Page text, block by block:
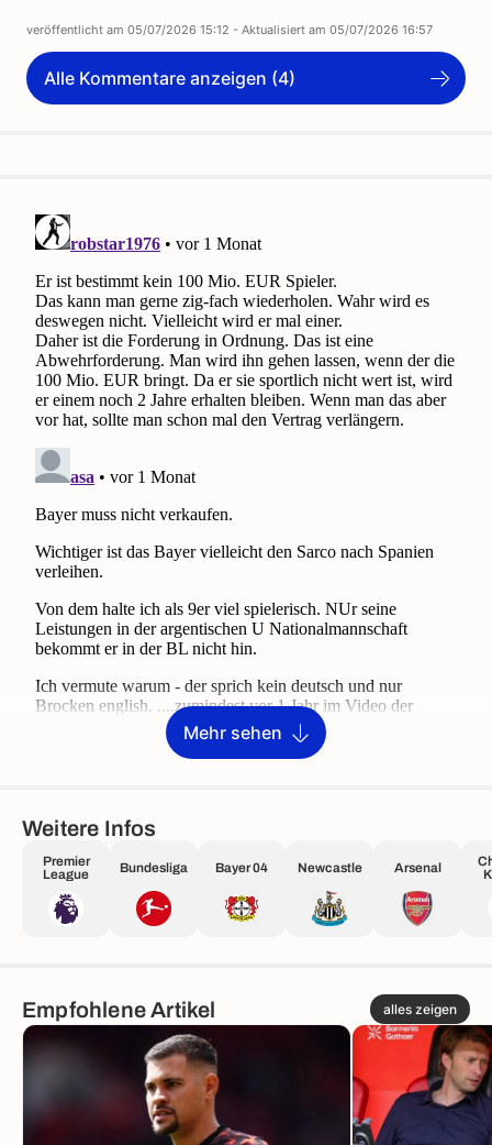
veröffentlicht am 05/07/2026 15:12 - Aktualisiert am 05/07/2026 16:57
Alle Kommentare anzeigen (4)
Mehr sehen
Weitere Infos
Premier
League
Bundesliga Bayer 04 Newcastle Arsenal
Empfohlene Artikel alles zeigen